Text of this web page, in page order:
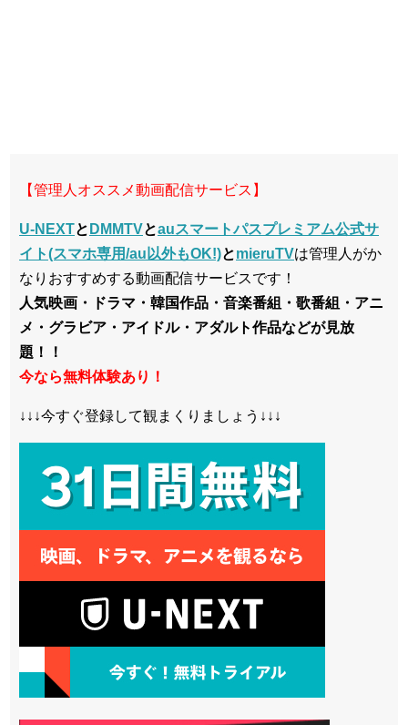
【管理人オススメ動画配信サービス】
U-NEXTと DMMTVとauスマートパスプレミアム公式サ
イト(スマホ専用/au以外もOK!)とmieruTVは管理人がか
なりおすすめする動画配信サービスです！
人気映画・ドラマ・韓国作品・音楽番組・歌番組・アニ
メ・グラビア・アイドル・アダルト作品などが見放
題！！
今なら無料体験あり！
↓↓↓今すぐ登録して観まくりましょう↓↓↓